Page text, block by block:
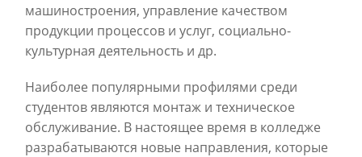
машиностроения, управление качеством
продукции процессов и услуг, социально-
культурная деятельность и др.
Наиболее популярными профилями среди
студентов являются монтаж и техническое
обслуживание. В настоящее время в колледже
разрабатываются новые направления, которые